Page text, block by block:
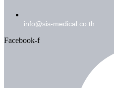
info@sis-medical.co.th
Facebook-f